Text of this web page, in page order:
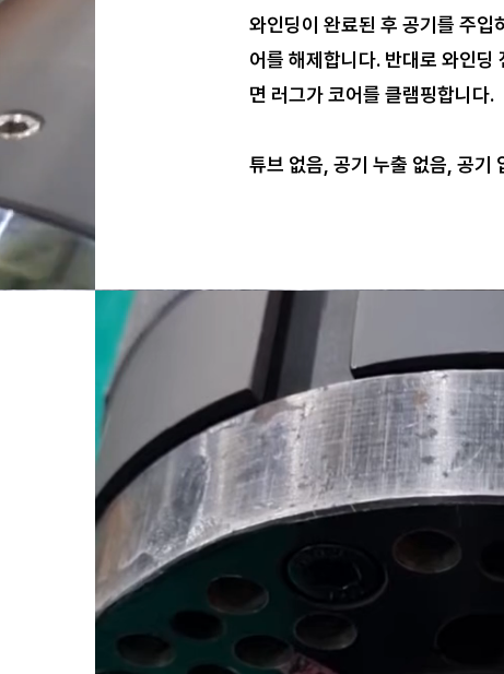
와인딩이 완료된 후 공기를 주입
어를 해제합니다. 반대로 와인딩
면 러그가 코어를 클램핑합니다.
튜브 없음, 공기 누출 없음, 공기